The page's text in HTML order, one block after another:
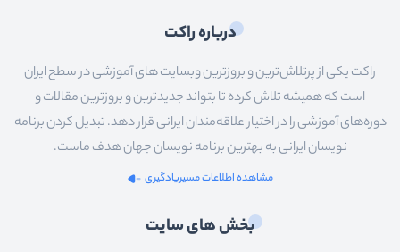
درباره راکت
راکت یکی از پرتلاش‌ترین و بروزترین وبسایت های آموزشی در سطح ایران
است که همیشه تلاش کرده تا بتواند جدیدترین و بروزترین مقالات و
دوره‌های آموزشی را در اختیار علاقه‌مندان ایرانی قرار دهد. تبدیل کردن برنامه
نویسان ایرانی به بهترین برنامه نویسان جهان هدف ماست.
مشاهده اطلاعات مسیریادگیری
بخش های سایت